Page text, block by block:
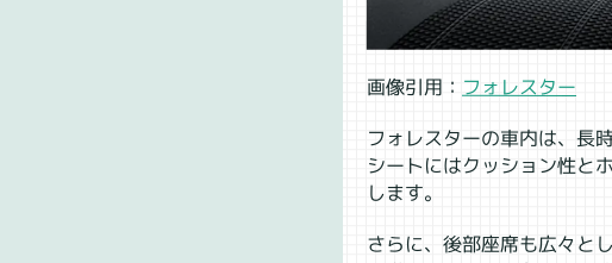
画像引用： フォレスター
フォレスターの車内は、長
シートにはクッション性と
します。
さらに、後部座席も広々と